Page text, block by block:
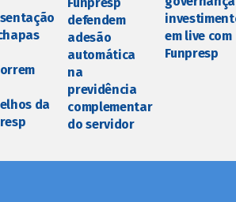
da
defendem
adesão
automática
na
previdência
complementar
do servidor
em live com
Funpresp